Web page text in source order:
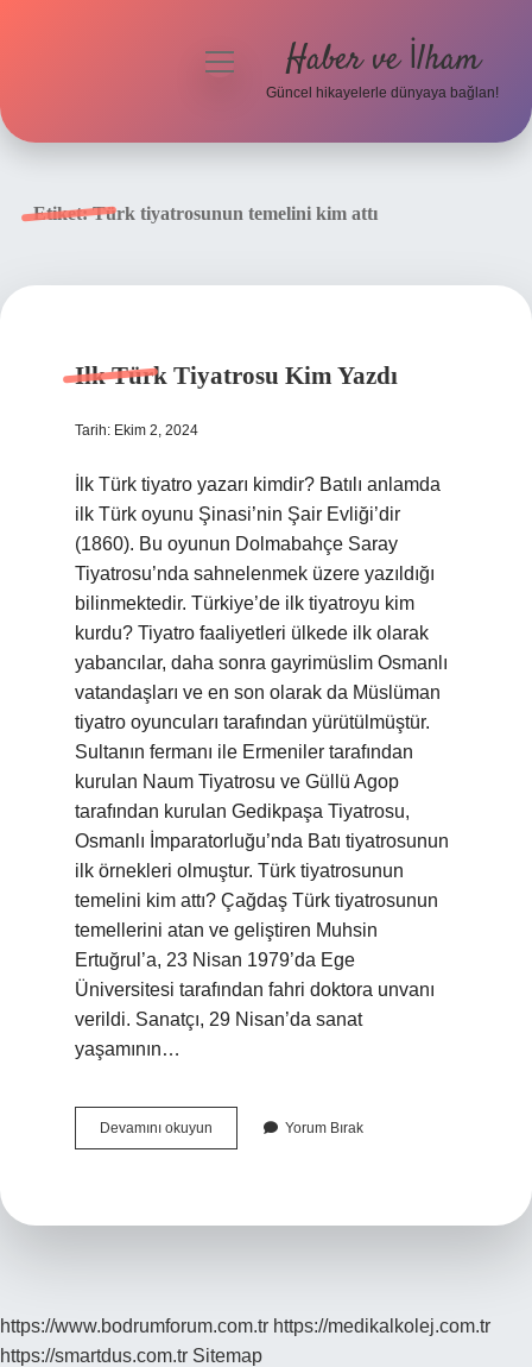
menüyü
Haber ve İlham
Güncel hikayelerle dünyaya bağlan!
Etiket:Türk tiyatrosunun temelini kim attı
Ilk Türk Tiyatrosu Kim Yazdı
Tarih: Ekim 2, 2024
İlk Türk tiyatro yazarı kimdir? Batılı anlamda
ilk Türk oyunu Şinasi’nin Şair Evliği’dir
(1860). Bu oyunun Dolmabahçe Saray
Tiyatrosu’nda sahnelenmek üzere yazıldığı
bilinmektedir. Türkiye’de ilk tiyatroyu kim
kurdu? Tiyatro faaliyetleri ülkede ilk olarak
yabancılar, daha sonra gayrimüslim Osmanlı
vatandaşları ve en son olarak da Müslüman
tiyatro oyuncuları tarafından yürütülmüştür.
Sultanın fermanı ile Ermeniler tarafından
kurulan Naum Tiyatrosu ve Güllü Agop
tarafından kurulan Gedikpaşa Tiyatrosu,
Osmanlı İmparatorluğu’nda Batı tiyatrosunun
ilk örnekleri olmuştur. Türk tiyatrosunun
temelini kim attı? Çağdaş Türk tiyatrosunun
temellerini atan ve geliştiren Muhsin
Ertuğrul’a, 23 Nisan 1979’da Ege
Üniversitesi tarafından fahri doktora unvanı
verildi. Sanatçı, 29 Nisan’da sanat
yaşamının…
Devamını okuyun
Türk
Yorum Bırak
https://www.bodrumforum.com.tr https://medikalkolej.com.tr
https://smartdus.com.tr Sitemap